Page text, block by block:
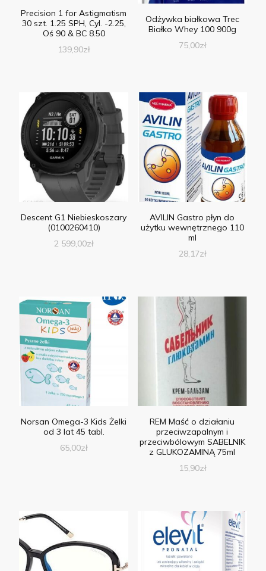
Precision 1 for Astigmatism
30 szt. 1.25 SPH, Cyl. -2.25,
Oś 90 & BC 8.50
139,90zł
Odżywka białkowa Trec
Białko Whey 100 900g
75,00zł
Descent G1 Niebieskoszary
(0100260410)
2 599,00zł
AVILIN Gastro płyn do
użytku wewnętrznego 110
ml
28,17zł
Norsan Omega-3 Kids Żelki
od 3 lat 45 tabl.
65,00zł
REM Maść o działaniu
przeciwzapalnym i
przeciwbólowym SABELNIK
z GLUKOZAMINĄ 75ml
15,90zł